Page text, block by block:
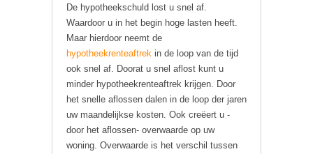
De hypotheekschuld lost u snel af.
Waardoor u in het begin hoge lasten heeft.
Maar hierdoor neemt de
hypotheekrenteaftrek in de loop van de tijd
ook snel af. Doorat u snel aflost kunt u
minder hypotheekrenteaftrek krijgen. Door
het snelle aflossen dalen in de loop der jaren
uw maandelijkse kosten. Ook creëert u -
door het aflossen- overwaarde op uw
woning. Overwaarde is het verschil tussen